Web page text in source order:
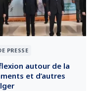
PRESSE
autour de la
et d’autres